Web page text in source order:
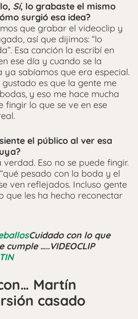
Sí, lo grabaste el mismo
surgió esa idea?
que grabar el videoclip y
así que dijimos: “lo
Esa canción la escribí en
ese día y cuando se la
ya sabíamos que era especial.
es que la gente me
y eso me hace mucha
fingir lo que se ve en ese
el público al ver esa
verdad. Eso no se puede fingir.
pesado con la boda y el
ven reflejados. Incluso gente
que les ha hecho reconectar
Cuidado con lo que
cumple …..VIDEOCLIP
Martín
casado